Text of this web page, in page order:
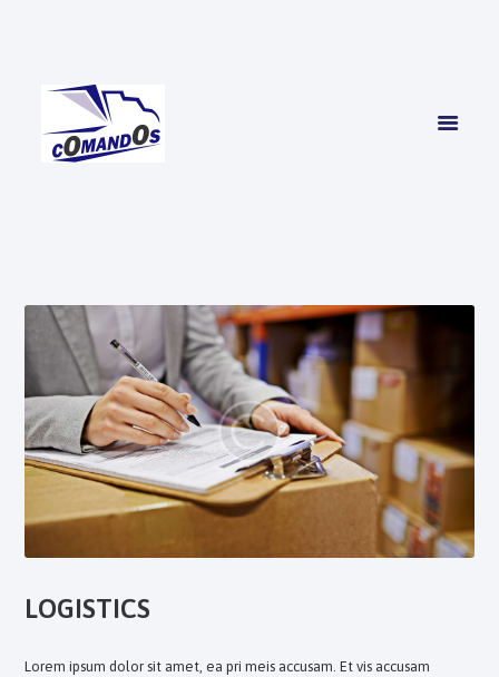
INICIO
LOGISTICS
Lorem ipsum dolor sit amet, ea pri meis accusam. Et vis accusam